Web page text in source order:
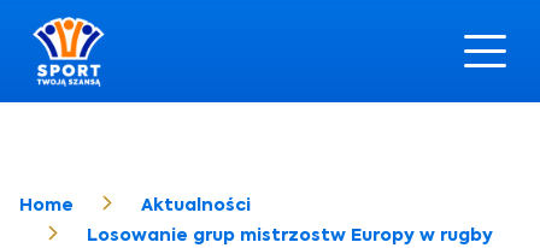
Home
Aktualności
Losowanie grup mistrzostw Europy w rugby